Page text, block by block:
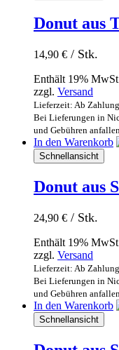
Donut aus
14,90 € / Stk.
Enthält 19%
zzgl. Versand
Lieferzeit: Ab
Bei Lieferungen in
und Gebühren anfallen.
In den Warenkorb
Schnellansicht
Donut aus
24,90 € / Stk.
Enthält 19%
zzgl. Versand
Lieferzeit: Ab
Bei Lieferungen in
und Gebühren anfallen.
In den Warenkorb
Schnellansicht